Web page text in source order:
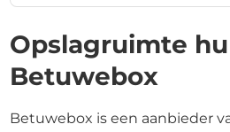
Opslagruimte
Betuwebox
Betuwebox is een aanbieder